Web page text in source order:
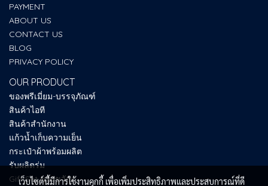
PAYMENT
ABOUT US
CONTACT US
BLOG
PRIVACY POLICY
OUR PRODUCT
ของพรีเมี่ยม-บรรจุภัณฑ์
สินค้าไอที
สินค้าสำนักงาน
แก้วน้ำเก็บความเย็น
กระเป๋าผ้าพร้อมผลิต
รับผลิตร่ม
Gift Set ของขวัญ
เว็บไซต์นี้มีการใช้งานคุกกี้ เพื่อเพิ่มประสิทธิภาพและประสบการณ์ที่ดี